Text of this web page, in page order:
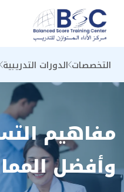
التخصصات الدورات التدريبية
مفاهيم
وأفضل